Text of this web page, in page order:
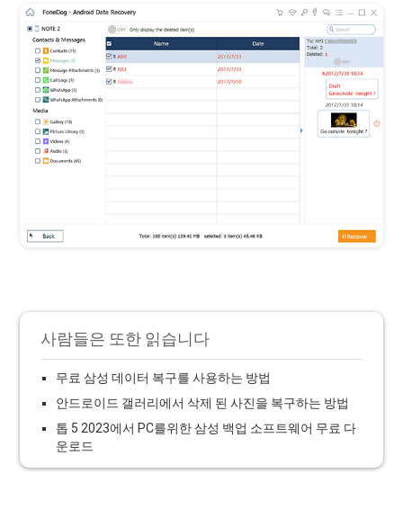
사람들은 또한 읽습니다
무료 삼성 데이터 복구를 사용하는 방법
안드로이드 갤러리에서 삭제 된 사진을 복구하는 방법
톱 5 2023에서 PC를위한 삼성 백업 소프트웨어 무료 다
운로드